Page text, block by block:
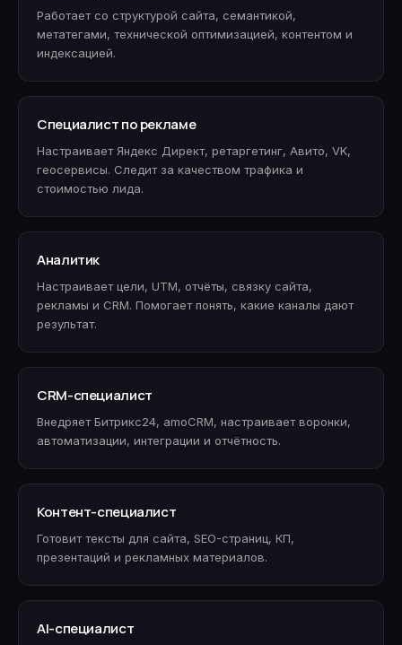
Работает со структурой сайта, семантикой,
метатегами, технической оптимизацией, контентом и
индексацией.
Специалист по рекламе
Настраивает Яндекс Директ, ретаргетинг, Авито, VK,
геосервисы. Следит за качеством трафика и
стоимостью лида.
Аналитик
Настраивает цели, UTM, отчёты, связку сайта,
рекламы и CRM. Помогает понять, какие каналы дают
результат.
CRM-специалист
Внедряет Битрикс24, amoCRM, настраивает воронки,
автоматизации, интеграции и отчётность.
Контент-специалист
Готовит тексты для сайта, SEO-страниц, КП,
презентаций и рекламных материалов.
AI-специалист